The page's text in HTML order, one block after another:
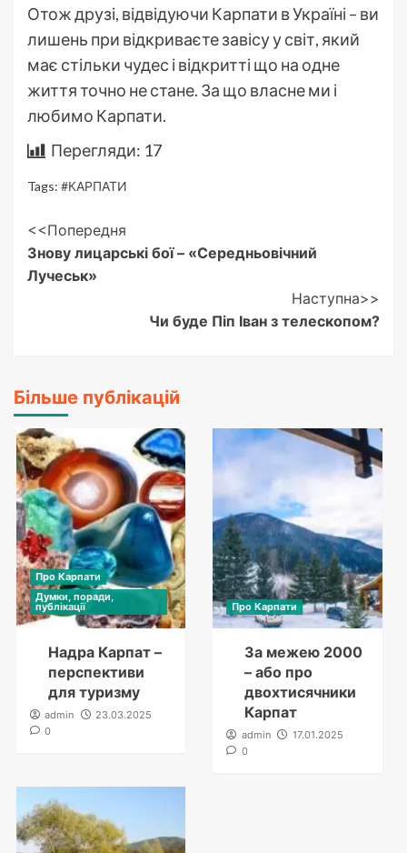
Отож друзі, відвідуючи Карпати в Україні – ви
лишень при відкриваєте завісу у світ, який
має стільки чудес і відкритті що на одне
життя точно не стане. За що власне ми і
любимо Карпати.
Перегляди: 17
Tags: #КАРПАТИ
Post
Navigation
<<Попередня
Знову лицарські бої – «Середньовічний
Лучеськ»
Наступна>>
Чи буде Піп Іван з телескопом?
Більше публікацій
Про Карпати
Думки, поради,
публікації
Надра Карпат –
перспективи
для туризму
admin
23.03.2025
0
Про Карпати
За межею 2000
– або про
двохтисячники
Карпат
admin
17.01.2025
0